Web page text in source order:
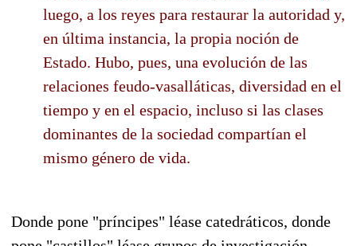
luego, a los reyes para restaurar la autoridad y,
en última instancia, la propia noción de
Estado. Hubo, pues, una evolución de las
relaciones feudo-vasalláticas, diversidad en el
tiempo y en el espacio, incluso si las clases
dominantes de la sociedad compartían el
mismo género de vida.
Donde pone "príncipes" léase catedráticos, donde